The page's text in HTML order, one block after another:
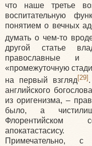
что наше третье
воспитательную
понятием о вечных
думать о чем-то
другой статье
православные и
«промежуточную
на первый взгляд[29]
английского
из оригенизма, –
было, а
Флорентийском
апокатастасису.
Примечательно,